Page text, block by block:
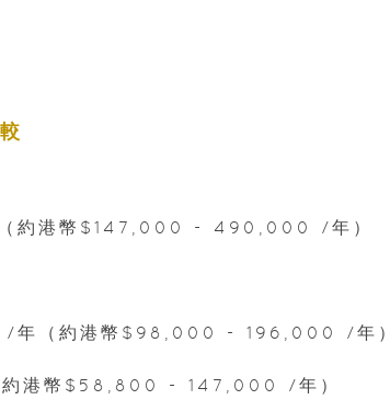
約港幣$147,000 - 490,000 /年）
年（約港幣$98,000 - 196,000 /年）
港幣$58,800 - 147,000 /年）